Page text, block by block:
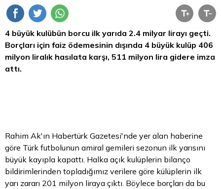
4 büyük kulübün borcu ilk yarıda 2.4 milyar lirayı geçti.
Borçları için faiz ödemesinin dışında 4 büyük kulüp 406
milyon liralık hasılata karşı, 511 milyon lira gidere imza
attı.
Rahim Ak'ın Habertürk Gazetesi'nde yer alan haberine
göre Türk futbolunun amiral gemileri sezonun ilk yarısını
büyük kayıpla kapattı. Halka açık kulüplerin bilanço
bildirimlerinden topladığımız verilere göre külüplerin ilk
yarı zararı 201 milyon liraya çıktı. Böylece borçları da bu